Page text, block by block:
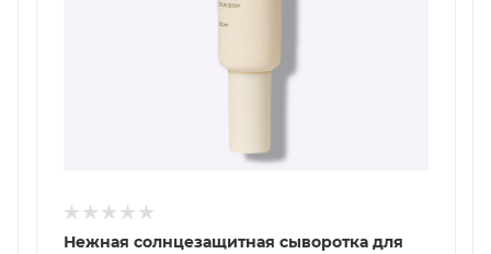
Нежная солнцезащитная сыворотка для